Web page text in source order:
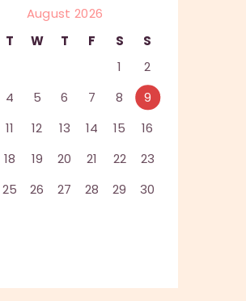
August 2026
T W T F S
S
1
2
4 5 6 7 8
9
11 12 13 14 15
16
18 19 20 21 22
23
25 26 27 28 29
30